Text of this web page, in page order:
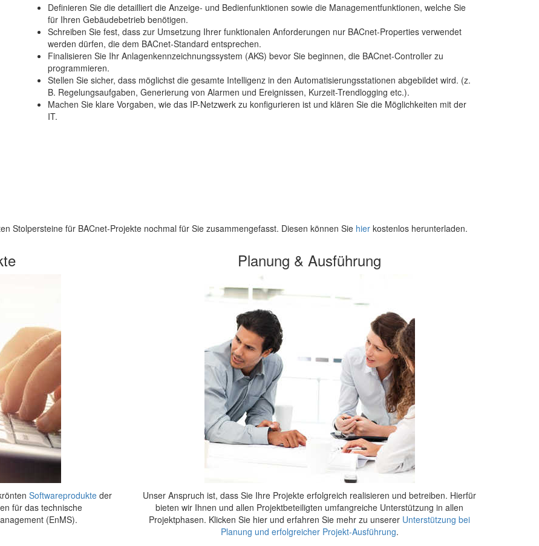
Definieren Sie die detailliert die Anzeige- und Bedienfunktionen sowie die Managementfunktionen, welche Sie
für Ihren Gebäudebetrieb benötigen.
Schreiben Sie fest, dass zur Umsetzung Ihrer funktionalen Anforderungen nur BACnet-Properties verwendet
werden dürfen, die dem BACnet-Standard entsprechen.
Finalisieren Sie Ihr Anlagenkennzeichnungssystem (AKS) bevor Sie beginnen, die BACnet-Controller zu
programmieren.
Stellen Sie sicher, dass möglichst die gesamte Intelligenz in den Automatisierungsstationen abgebildet wird. (z.
B. Regelungsaufgaben, Generierung von Alarmen und Ereignissen, Kurzeit-Trendlogging etc.).
Machen Sie klare Vorgaben, wie das IP-Netzwerk zu konfigurieren ist und klären Sie die Möglichkeiten mit der
IT.
Stolpersteine für BACnet-Projekte nochmal für Sie zusammengefasst. Diesen können Sie hierkostenlos herunterladen.
Softwareprodukteder
für das technische
(EnMS).
Planung & Ausführung
Unser Anspruch ist, dass Sie Ihre Projekte erfolgreich realisieren und betreiben. Hierfür
bieten wir Ihnen und allen Projektbeteiligten umfangreiche Unterstützung in allen
Projektphasen. Klicken Sie hier und erfahren Sie mehr zu unserer Unterstützung bei
Planung und erfolgreicher Projekt-Ausführung.